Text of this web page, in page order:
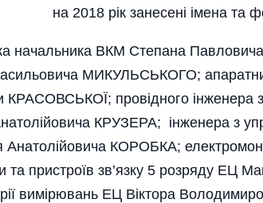
на 2018 рік занесені імена та
начальника ВКМ Степана
МИКУЛЬСЬКОГО;
КРАСОВСЬКОЇ; провідного інженера
КРУЗЕРА; інженера з
Анатолійовича КОРОБКА;
та пристроїв зв’язку 5 розряду ЕЦ
вимірювань ЕЦ Віктора